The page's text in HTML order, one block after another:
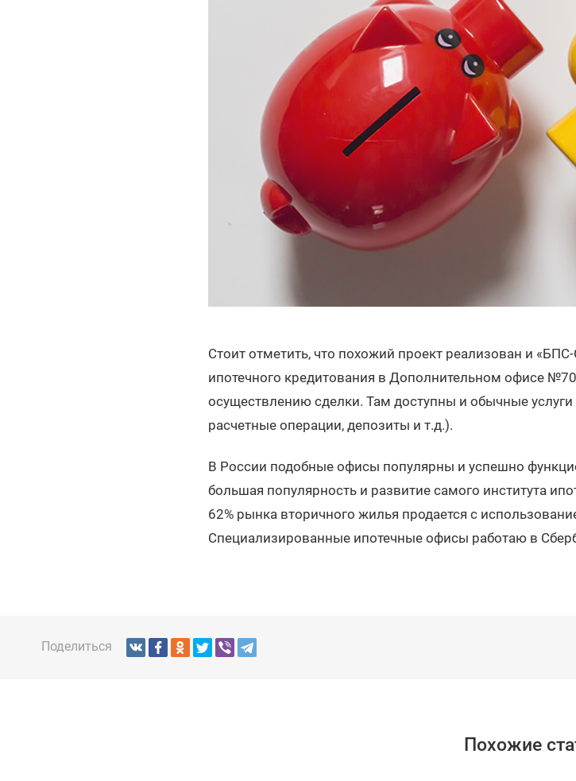
Стоит отметить, что похожий проект реализован и
ипотечного кредитования в Дополнительном офисе
осуществлению сделки. Там доступны и обычные
расчетные операции, депозиты и т.д.).
В России подобные офисы популярны и успешно
большая популярность и развитие самого института
62% рынка вторичного жилья продается с
Специализированные ипотечные офисы работаю в
Поделиться
Похожие